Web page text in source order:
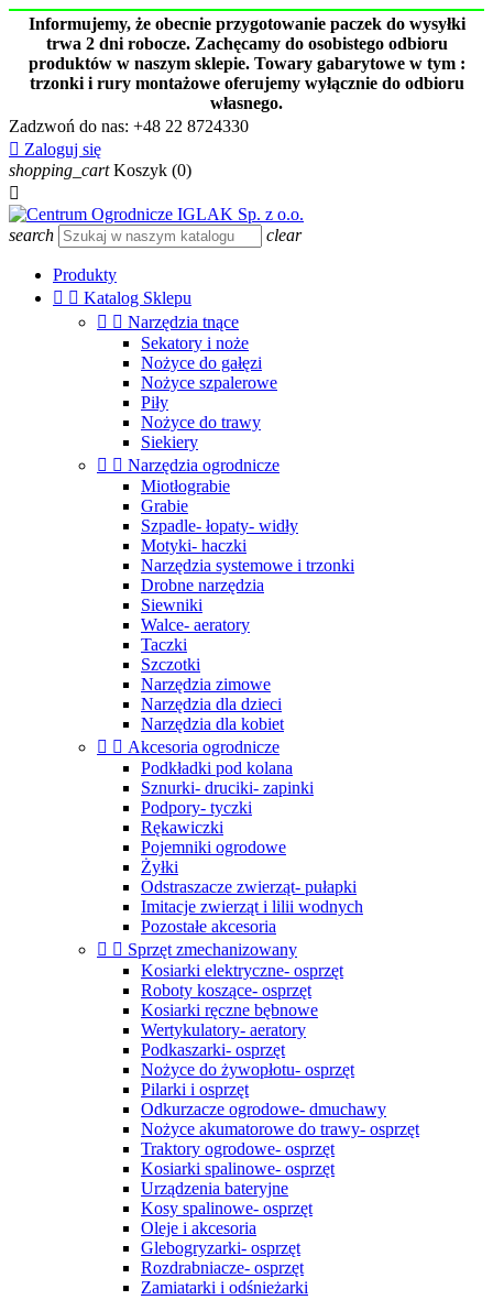
Informujemy, że obecnie przygotowanie paczek do wysyłki
trwa 2 dni robocze. Zachęcamy do osobistego odbioru
produktów w naszym sklepie. Towary gabarytowe w tym :
trzonki i rury montażowe oferujemy wyłącznie do odbioru
własnego.
Zadzwoń do nas: +48 22 8724330
 Zaloguj się
shopping_cart Koszyk (0)

search clear
Produkty
  Katalog Sklepu
  Narzędzia tnące
Sekatory i noże
Nożyce do gałęzi
Nożyce szpalerowe
Piły
Nożyce do trawy
Siekiery
  Narzędzia ogrodnicze
Miotłograbie
Grabie
Szpadle- łopaty- widły
Motyki- haczki
Narzędzia systemowe i trzonki
Drobne narzędzia
Siewniki
Walce- aeratory
Taczki
Szczotki
Narzędzia zimowe
Narzędzia dla dzieci
Narzędzia dla kobiet
  Akcesoria ogrodnicze
Podkładki pod kolana
Sznurki- druciki- zapinki
Podpory- tyczki
Rękawiczki
Pojemniki ogrodowe
Żyłki
Odstraszacze zwierząt- pułapki
Imitacje zwierząt i lilii wodnych
Pozostałe akcesoria
  Sprzęt zmechanizowany
Kosiarki elektryczne- osprzęt
Roboty koszące- osprzęt
Kosiarki ręczne bębnowe
Wertykulatory- aeratory
Podkaszarki- osprzęt
Nożyce do żywopłotu- osprzęt
Pilarki i osprzęt
Odkurzacze ogrodowe- dmuchawy
Nożyce akumatorowe do trawy- osprzęt
Traktory ogrodowe- osprzęt
Kosiarki spalinowe- osprzęt
Urządzenia bateryjne
Kosy spalinowe- osprzęt
Oleje i akcesoria
Glebogryzarki- osprzęt
Rozdrabniacze- osprzęt
Zamiatarki i odśnieżarki